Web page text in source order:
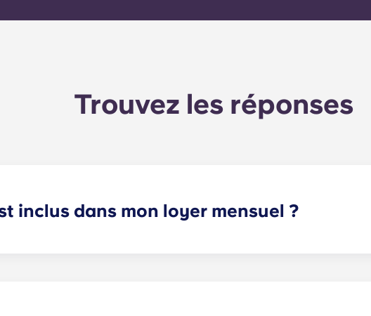
Trouvez les réponses
inclus dans mon loyer mensuel ?